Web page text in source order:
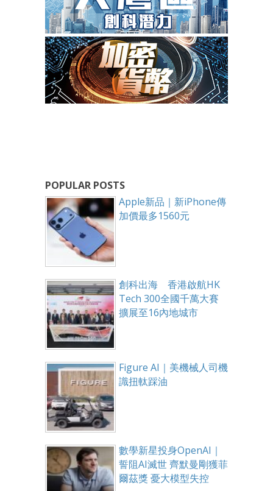
POPULAR POSTS
Apple新品｜新iPhone傳
加價最多1560元
創科出海 香港啟航HK
Tech 300全國千萬大賽
擴展至16內地城市
Figure AI｜美機械人司機
識扭軚踩油
數學新星投身OpenAI｜
誓阻AI滅世 齊默曼剛獲菲
爾茲獎 憂大模型失控